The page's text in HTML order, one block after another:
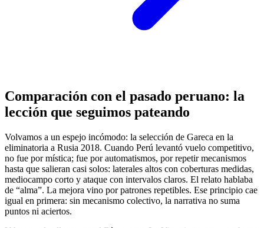
Comparación con el pasado peruano: la
lección que seguimos pateando
Volvamos a un espejo incómodo: la selección de Gareca en la
eliminatoria a Rusia 2018. Cuando Perú levantó vuelo competitivo,
no fue por mística; fue por automatismos, por repetir mecanismos
hasta que salieran casi solos: laterales altos con coberturas medidas,
mediocampo corto y ataque con intervalos claros. El relato hablaba
de “alma”. La mejora vino por patrones repetibles. Ese principio cae
igual en primera: sin mecanismo colectivo, la narrativa no suma
puntos ni aciertos.